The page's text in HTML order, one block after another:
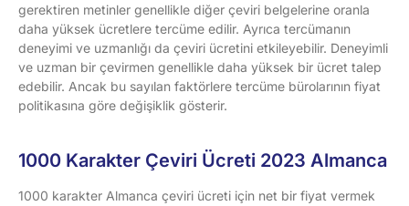
gerektiren metinler genellikle diğer çeviri belgelerine oranla
daha yüksek ücretlere tercüme edilir. Ayrıca tercümanın
deneyimi ve uzmanlığı da çeviri ücretini etkileyebilir. Deneyimli
ve uzman bir çevirmen genellikle daha yüksek bir ücret talep
edebilir. Ancak bu sayılan faktörlere tercüme bürolarının fiyat
politikasına göre değişiklik gösterir.
1000 Karakter Çeviri Ücreti 2023 Almanca
1000 karakter Almanca çeviri ücreti için net bir fiyat vermek